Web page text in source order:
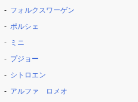
フォルクスワーゲン
ポルシェ
ミニ
プジョー
シトロエン
アルファ ロメオ